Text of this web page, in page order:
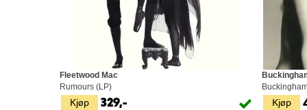
Kjøp
Fleetwood Mac
Rumours (LP)
329,- Kjøp